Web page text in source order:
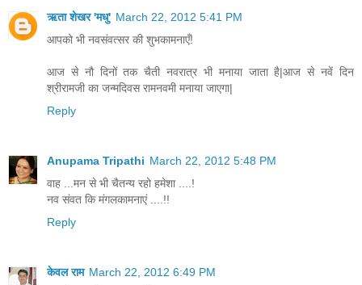
ऋता शेखर 'मधु' March 22, 2012 5:41 PM
आपको भी नवसंवत्सर की शुभकामनाएँ!
आज से नौ दिनों तक चैती नवरात्र भी मनाया जाता है|आज से नवें दिन
श्रीरामजी का जन्मदिवस रामनवमी मनाया जाएगा|
Reply
Anupama Tripathi March 22, 2012 5:48 PM
वाह ...मन से भी चैतन्य रहो हमेशा ....!
नव संवत कि मंगलकामनाएं ....!!
Reply
केवल राम March 22, 2012 6:49 PM